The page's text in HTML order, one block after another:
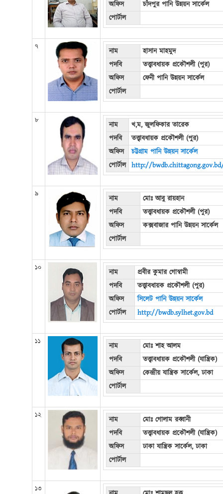
অফিস
চাঁদপুর পানি উন্নয়ন সার্কেল
পোর্টাল
৭ নাম
হাসান মাহমুদ
পদবি
তত্ত্বাবধায়ক প্রকৌশলী (পুর)
অফিস
ফেনী পানি উন্নয়ন সার্কেল
পোর্টাল
৮ নাম
খ,ম, জুলফিকার তারেক
পদবি
তত্ত্বাবধায়ক প্রকৌশলী (পুর)
অফিস
চট্টগ্রাম পানি উন্নয়ন সার্কেল
পোর্টাল http://
৯ নাম
মোঃ আবু রায়হান
পদবি
তত্ত্বাবধায়ক প্রকৌশলী (পুর)
অফিস
কক্সবাজার পানি উন্নয়ন সার্কেল
পোর্টাল
১০ নাম
প্রবীর কুমার গোস্বামী
পদবি
তত্ত্বাবধায়ক প্রকৌশলী (পুর)
অফিস
সিলেট পানি উন্নয়ন সার্কেল
পোর্টাল
http://bwdb.sylhet.gov.bd
১১ নাম
মোঃ শাহ আলম
পদবি
তত্ত্বাবধায়ক প্রকৌশলী (যান্ত্রিক)
অফিস
কেন্দ্রীয় যান্ত্রিক সার্কেল, ঢাকা
পোর্টাল
১২ নাম
মোঃ গোলাম রব্বানী
পদবি
তত্ত্বাবধায়ক প্রকৌশলী (যান্ত্রিক)
অফিস
ঢাকা যান্ত্রিক সার্কেল, ঢাকা
পোর্টাল
১৩